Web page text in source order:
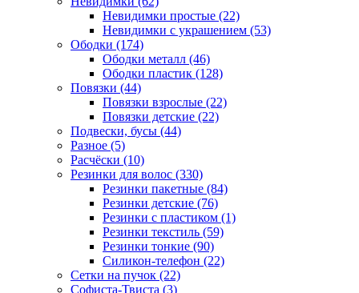
Невидимки простые (22)
Невидимки с украшением (53)
Ободки (174)
Ободки металл (46)
Ободки пластик (128)
Повязки (44)
Повязки взрослые (22)
Повязки детские (22)
Подвески, бусы (44)
Разное (5)
Расчёски (10)
Резинки для волос (330)
Резинки пакетные (84)
Резинки детские (76)
Резинки с пластиком (1)
Резинки текстиль (59)
Резинки тонкие (90)
Силикон-телефон (22)
Сетки на пучок (22)
Софиста-Твиста (3)